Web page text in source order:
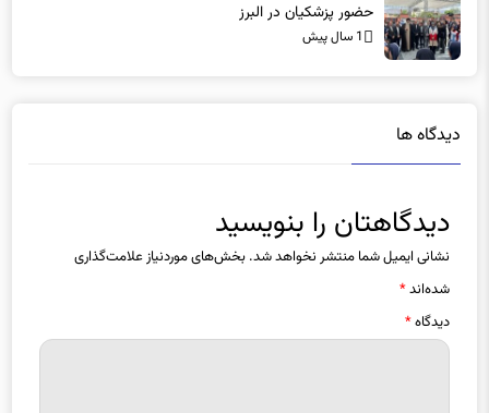
حضور پزشکیان در البرز
1 سال پیش
دیدگاه ها
دیدگاهتان را بنویسید
نشانی ایمیل شما منتشر نخواهد شد. بخش‌های موردنیاز علامت‌گذاری
شده‌اند*
دیدگاه*